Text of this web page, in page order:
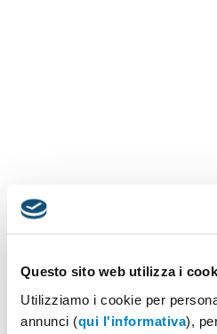
Questo sito web utilizza i
Utilizziamo i cookie per
annunci (qui l'informativa),